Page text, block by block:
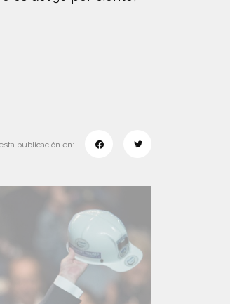
publicación en: